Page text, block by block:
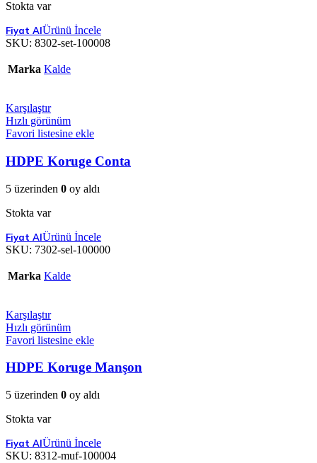
Stokta var
Ürünü İncele
SKU: 8302-set-100008
Marka Kalde
Karşılaştır
Hızlı görünüm
Favori listesine ekle
HDPE Koruge Conta
5 üzerinden 0 oy aldı
Stokta var
Ürünü İncele
SKU: 7302-sel-100000
Marka Kalde
Karşılaştır
Hızlı görünüm
Favori listesine ekle
HDPE Koruge Manşon
5 üzerinden 0 oy aldı
Stokta var
Ürünü İncele
SKU: 8312-muf-100004